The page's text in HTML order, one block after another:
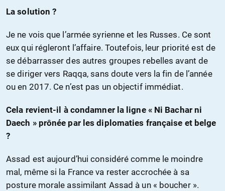
La solution ?
Je ne vois que l’armée syrienne et les Russes. Ce sont
eux qui régleront l’affaire. Toutefois, leur priorité est de
se débarrasser des autres groupes rebelles avant de
se diriger vers Raqqa, sans doute vers la fin de l’année
ou en 2017. Ce n’est pas un objectif immédiat.
Cela revient-il à condamner la ligne « Ni Bachar ni
Daech » prônée par les diplomaties française et belge
?
Assad est aujourd’hui considéré comme le moindre
mal, même si la France va rester accrochée à sa
posture morale assimilant Assad à un « boucher ».